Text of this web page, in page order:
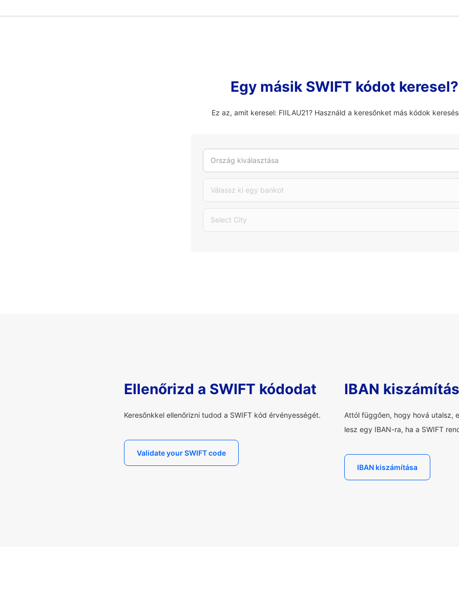
Egy másik SWIFT kódot keresel?
Ez az, amit keresel: FIILAU21? Használd a keresőnket más kódok
Ország kiválasztása
Válassz ki egy bankot
Select City
Ellenőrizd a SWIFT kódodat
Keresőnkkel ellenőrizni tudod a SWIFT kód érvényességét.
Validate your SWIFT code
IBAN
Attól függően, hogy hová utalsz,
lesz egy IBAN-ra, ha a SWIFT
IBAN kiszámítása